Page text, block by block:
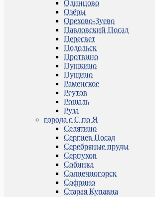
Одинцово
Озёры
Орехово-Зуево
Павловский Посад
Пересвет
Подольск
Протвино
Пушкино
Пущино
Раменское
Реутов
Рошаль
Руза
города с С по Я
Селятино
Сергиев Посад
Серебряные пруды
Серпухов
Собинка
Солнечногорск
Софрино
Старая Купавна